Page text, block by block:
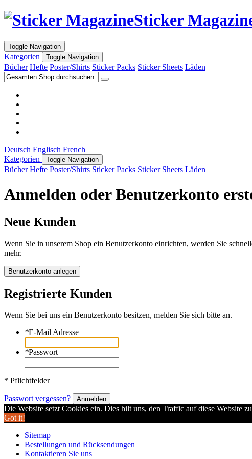
Sticker
Toggle Navigation
Kategorien Toggle Navigation
Bücher Hefte Poster/Shirts Sticker Packs Sticker Sheets Läden
Deutsch Englisch French
Kategorien
Toggle Navigation
Bücher Hefte Poster/Shirts Sticker Packs Sticker Sheets Läden
Anmelden oder Benutzerkonto
Neue Kunden
Wenn Sie in unserem Shop ein Benutzerkonto einrichten, werden Sie
mehr.
Benutzerkonto anlegen
Registrierte Kunden
Wenn Sie bei uns ein Benutzerkonto besitzen, melden Sie sich bitte an.
*E-Mail Adresse
*Passwort
* Pflichtfelder
Passwort vergessen? Anmelden
Die Website setzt Cookies ein. Dies hilt uns, den Traffic auf diese Website
Got it!
Sitemap
Bestellungen und Rücksendungen
Kontaktieren Sie uns